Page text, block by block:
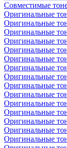
Совместимые
Оригинальные
Оригинальные
Оригинальные
Оригинальные
Оригинальные
Оригинальные
Оригинальные
Оригинальные
Оригинальные
Оригинальные
Оригинальные
Оригинальные
Оригинальные
Оригинальные
Оригинальные